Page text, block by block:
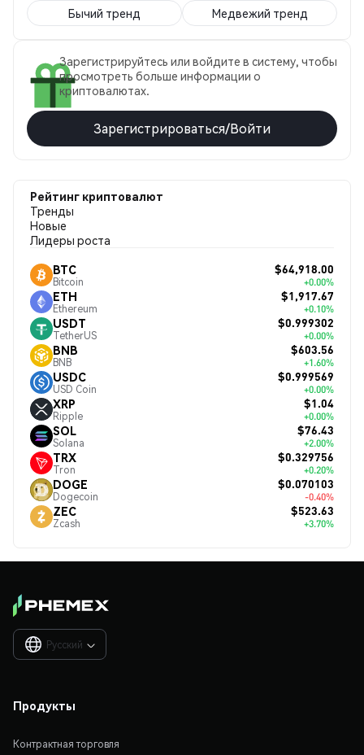
Бычий тренд Медвежий тренд
Зарегистрируйтесь или войдите в систему, чтобы
просмотреть больше информации о
криптовалютах.
Зарегистрироваться/Войти
Рейтинг криптовалют
Тренды
Новые
Лидеры роста
BTC
Bitcoin
$64,918.00
+0.00%
ETH
Ethereum
$1,917.67
+0.10%
USDT
TetherUS
$0.999302
+0.00%
BNB
BNB
$603.56
+1.60%
USDC
USD Coin
$0.999569
+0.00%
XRP
Ripple
$1.04
+0.00%
SOL
Solana
$76.43
+2.00%
TRX
Tron
$0.329756
+0.20%
DOGE
Dogecoin
$0.070103
-0.40%
ZEC
Zcash
$523.63
+3.70%
Русский 
Продукты
Контрактная торговля